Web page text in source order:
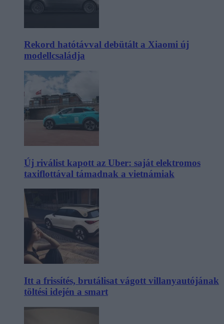
Rekord hatótávval debütált a Xiaomi új
modellcsaládja
Új riválist kapott az Uber: saját elektromos
taxiflottával támadnak a vietnámiak
Itt a frissítés, brutálisat vágott villanyautójának
töltési idején a smart